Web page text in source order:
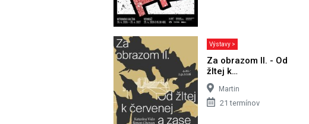
Výstavy >
Za obrazom II. - Od
žltej k…
Martin
21 termínov